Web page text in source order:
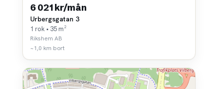
6 021 kr/mån
Urbergsgatan 3
1 rok • 35 m²
Rikshem AB
~1,0 km bort